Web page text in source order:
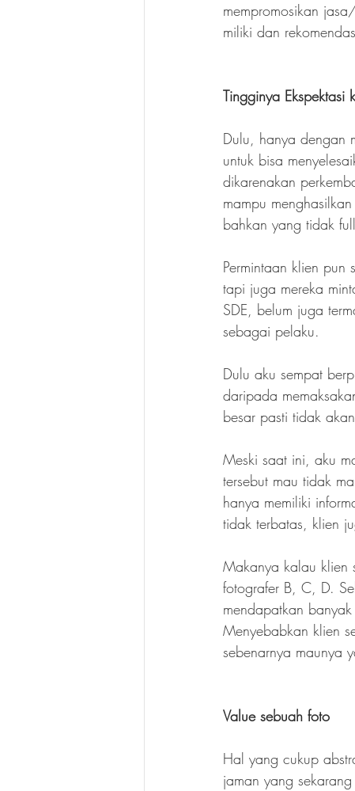
mempromosikan
miliki dan
Tingginya Ekspektasi
Dulu, hanya dengan
untuk bisa
dikarenakan
mampu
bahkan yang tidak
Permintaan klien
tapi juga mereka
SDE, belum juga
sebagai pelaku.
Dulu aku sempat
daripada
besar pasti tidak
Meski saat ini, aku
tersebut mau tidak
hanya memiliki
tidak terbatas, klien
Makanya kalau klien
fotografer B, C, D.
mendapatkan
Menyebabkan klien
sebenarnya maunya
Value sebuah foto
Hal yang cukup
jaman yang